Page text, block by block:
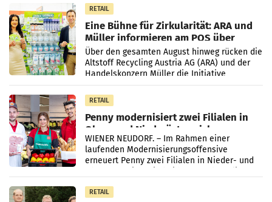
RETAIL
Eine Bühne für Zirkularität: ARA und
Müller informieren am POS über
Kreislauffähigkeit
Über den gesamten August hinweg rücken die
Altstoff Recycling Austria AG (ARA) und der
Handelskonzern Müller die Initiative
„Kreislauf-Helden“ in allen österreichischen
Müller-Filialen
RETAIL
Penny modernisiert zwei Filialen in
Ober- und Niederösterreich
WIENER NEUDORF. – Im Rahmen einer
laufenden Modernisierungsoffensive
erneuert Penny zwei Filialen in Nieder- und
RETAIL